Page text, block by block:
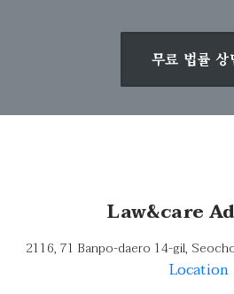
무료 법률 상
Law&care
2116, 71 Banpo-daero 14-gil,
Location